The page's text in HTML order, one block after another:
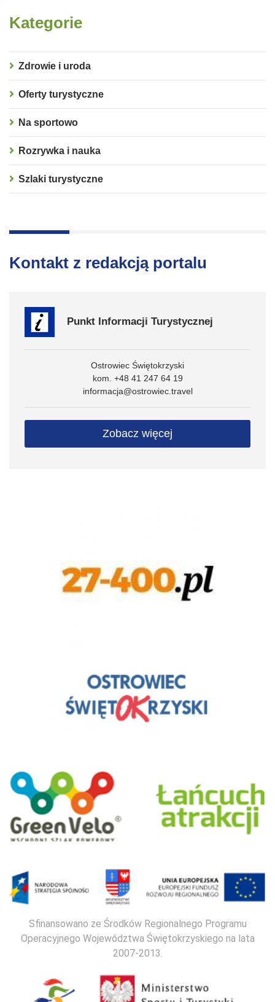
Kategorie
Zdrowie i uroda
Oferty turystyczne
Na sportowo
Rozrywka i nauka
Szlaki turystyczne
Kontakt z redakcją portalu
Punkt Informacji Turystycznej
Ostrowiec Świętokrzyski
kom. +48 41 247 64 19
informacja@ostrowiec.travel
Zobacz więcej
Sfinansowano ze Środków Regionalnego Programu
Operacyjnego Województwa Świętokrzyskiego na lata
2007-2013.